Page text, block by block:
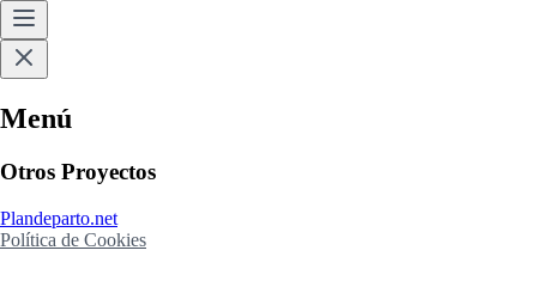
Menú
Otros Proyectos
Plandeparto.net
Política de Cookies